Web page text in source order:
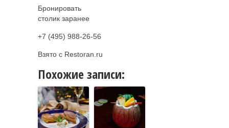
Бронировать
столик заранее
+7 (495) 988-26-56
Взято с Restoran.ru
Похожие записи: